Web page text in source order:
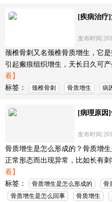
[疾病治疗
发布时间
颈椎骨刺又名颈椎骨质增生，它
引起瘢痕组织增生，天长日久可
看】
标签：
颈椎骨刺 骨质增生 病
[病理原因
发布时间
骨质增生是怎么形成的？骨质增
正常形态而出现异常，比如长有
看】
标签：
骨质增生是怎么形成的 骨
骨质增生是怎么回事
骨质增生